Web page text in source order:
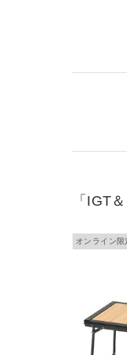
「IGT
オンライン限